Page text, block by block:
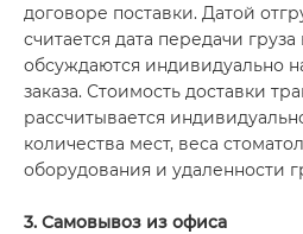
договоре поставки. Датой
считается дата передачи
обсуждаются индивидуально
заказа. Стоимость доставки
рассчитывается
количества мест, веса
оборудования и удаленности
3. Самовывоз из офиса